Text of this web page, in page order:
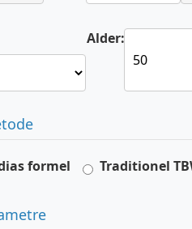
Alder:
formel Traditionel